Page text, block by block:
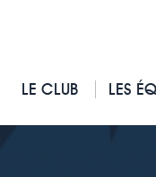
LE CLUB LES